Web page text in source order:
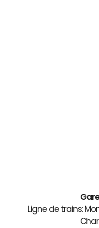
Ligne de trains: